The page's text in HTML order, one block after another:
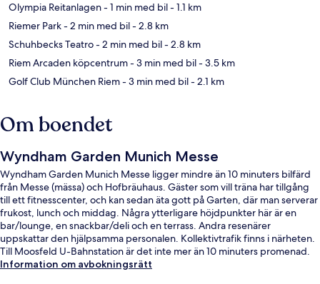
Olympia Reitanlagen- 1 min med bil- 1.1 km
Riemer Park- 2 min med bil- 2.8 km
Schuhbecks Teatro- 2 min med bil- 2.8 km
Riem Arcaden köpcentrum- 3 min med bil- 3.5 km
Golf Club München Riem- 3 min med bil- 2.1 km
Om boendet
Wyndham Garden Munich Messe
Wyndham Garden Munich Messe ligger mindre än 10 minuters bilfärd
från Messe (mässa) och Hofbräuhaus. Gäster som vill träna har tillgång
till ett fitnesscenter, och kan sedan äta gott på Garten, där man serverar
frukost, lunch och middag. Några ytterligare höjdpunkter här är en
bar/lounge, en snackbar/deli och en terrass. Andra resenärer
uppskattar den hjälpsamma personalen. Kollektivtrafik finns i närheten.
Till Moosfeld U-Bahnstation är det inte mer än 10 minuters promenad.
Information om avbokningsrätt